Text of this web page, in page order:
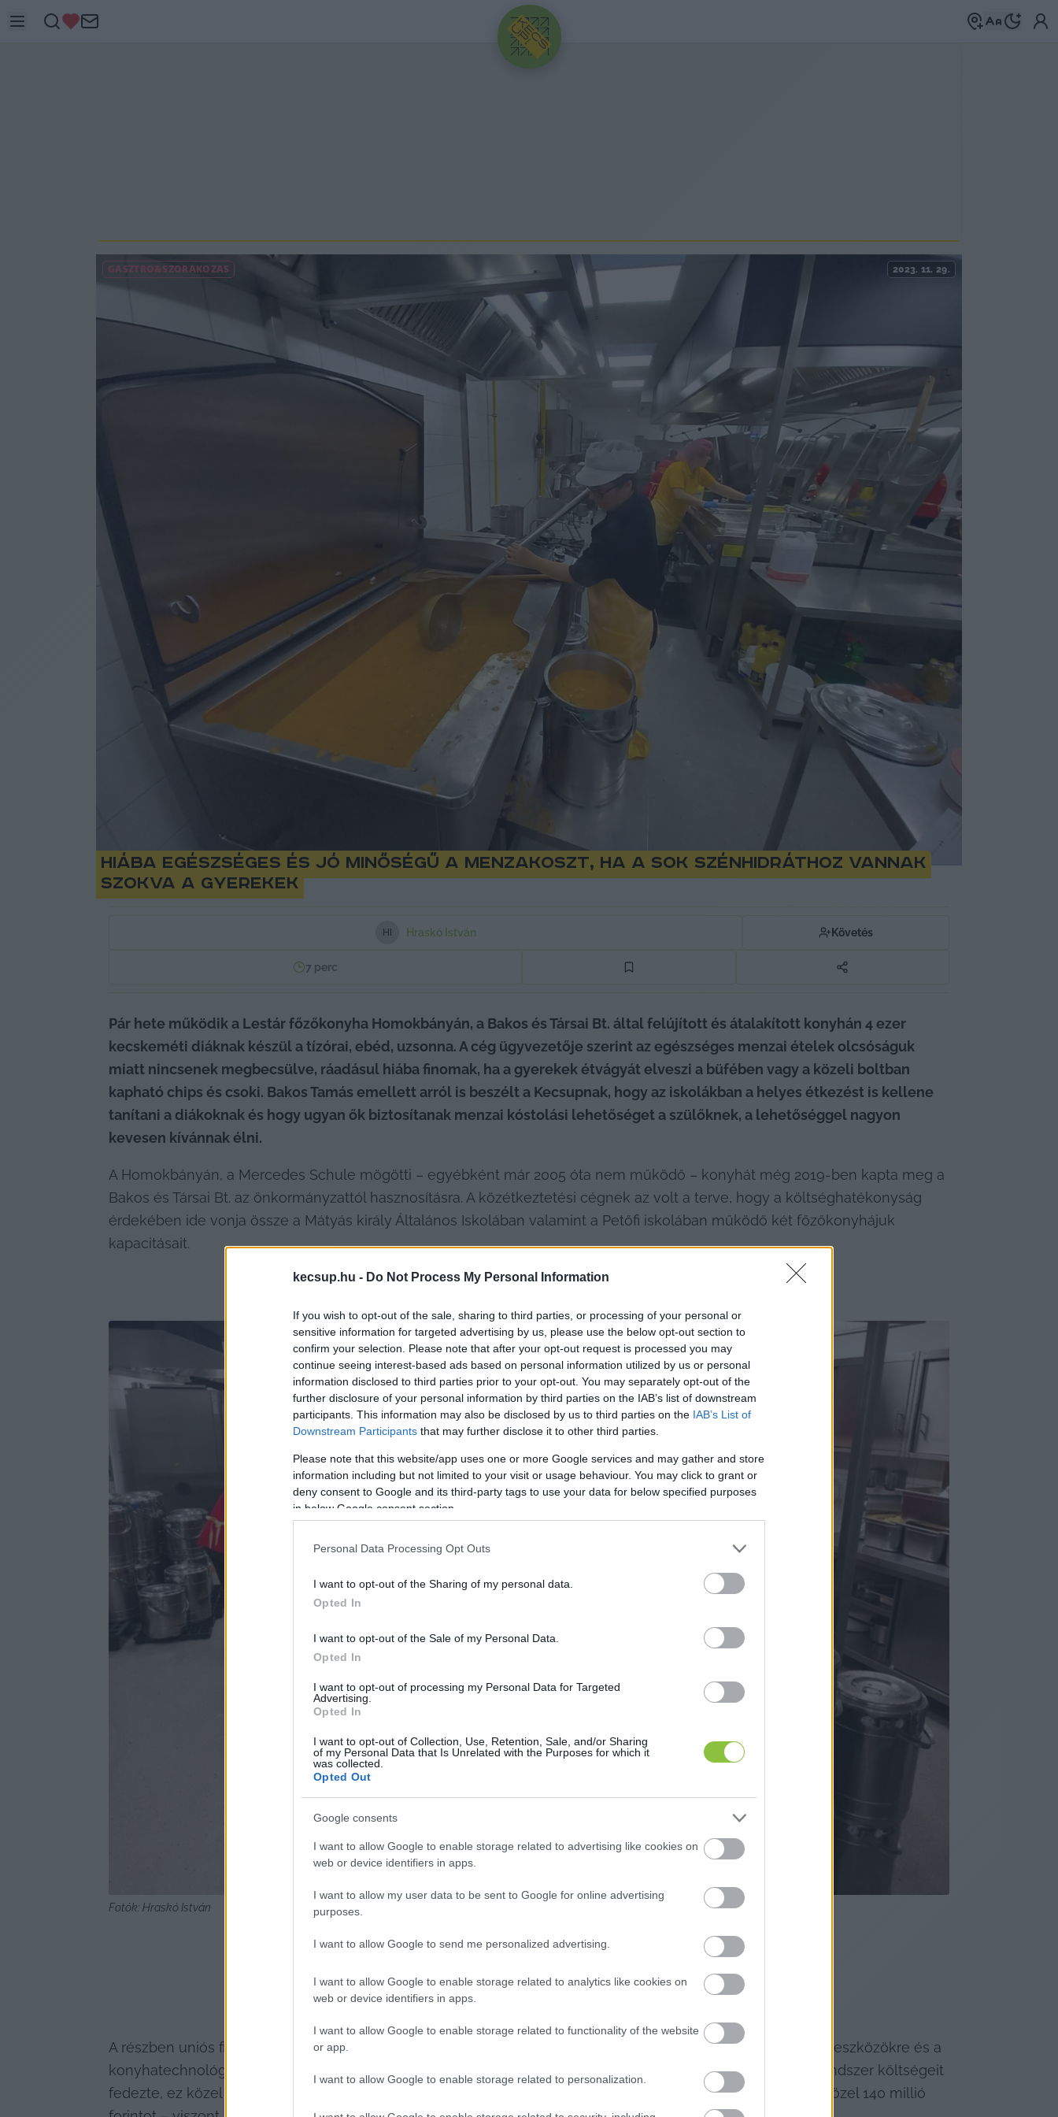
kecsup.hu - Do Not Process My Personal Information
If you wish to opt-out of the sale, sharing to third parties, or processing of your personal or
sensitive information for targeted advertising by us, please use the below opt-out section to
confirm your selection. Please note that after your opt-out request is processed you may
continue seeing interest-based ads based on personal information utilized by us or personal
information disclosed to third parties prior to your opt-out. You may separately opt-out of the
further disclosure of your personal information by third parties on the IAB’s list of downstream
participants. This information may also be disclosed by us to third parties on the IAB’s List of
Downstream Participants that may further disclose it to other third parties.
Please note that this website/app uses one or more Google services and may gather and store
information including but not limited to your visit or usage behaviour. You may click to grant or
deny consent to Google and its third-party tags to use your data for below specified purposes
in below Google consent section.
Personal Data Processing Opt Outs
I want to opt-out of the Sharing of my personal data.
Opted In
I want to opt-out of the Sale of my Personal Data.
Opted In
I want to opt-out of processing my Personal Data for Targeted
Advertising.
Opted In
I want to opt-out of Collection, Use, Retention, Sale, and/or Sharing
of my Personal Data that Is Unrelated with the Purposes for which it
was collected.
Opted Out
Google consents
I want to allow Google to enable storage related to advertising like cookies on
web or device identifiers in apps.
I want to allow my user data to be sent to Google for online advertising
purposes.
I want to allow Google to send me personalized advertising.
I want to allow Google to enable storage related to analytics like cookies on
web or device identifiers in apps.
I want to allow Google to enable storage related to functionality of the website
or app.
I want to allow Google to enable storage related to personalization.
HIRDETÉS
GASZTRÓ&SZÓRAKOZÁS 2023. 11. 29.
Hiába egészséges és jó minőségű a menzakoszt, ha a sok szénhidráthoz vannak
szokva a gyerekek
H Hraskó István Követés
7 perc
Pár hete működik a Lestár főzőkonyha Homokbányán, a Bakos és Társai Bt. által felújított és átalakított konyhán 4 ezer
kecskeméti diáknak készül a tízórai, ebéd, uzsonna. A cég ügyvezetője szerint az egészséges menzai ételek olcsóságuk
miatt nincsenek megbecsülve, ráadásul hiába finomak, ha a gyerekek étvágyát elveszi a büfében vagy a közeli boltban
kapható chips és csoki. Bakos Tamás emellett arról is beszélt a Kecsupnak, hogy az iskolákban a helyes étkezést is kellene
tanítani a diákoknak és hogy ugyan ők biztosítanak menzai kóstolási lehetőséget a szülőknek, a lehetőséggel nagyon
kevesen kívánnak élni.
A Homokbányán, a Mercedes Schule mögötti – egyébként már 2005 óta nem működő – konyhát még 2019-ben kapta meg a
Bakos és Társai Bt. az önkormányzattól hasznosításra. A közétkeztetési cégnek az volt a terve, hogy a költséghatékonyság
érdekében ide vonja össze a Mátyás király Általános Iskolában valamint a Petőfi iskolában működő két főzőkonyhájuk
kapacitásait.
Fotók: Hraskó István
A részben uniós finanszírozású projekt keretében az unió és az állam 72 millió forint támogatást biztosított új eszközökre és a
konyhatechnológiára, az önkormányzat a légtechnika, a légkezelő berendezések és a hőszivattyús fűtési rendszer költségeit
fedezte, ez közel 40 millió forintot jelentett. A nettó 250 millió forintos beruházás fennmaradó részét – azaz közel 140 millió